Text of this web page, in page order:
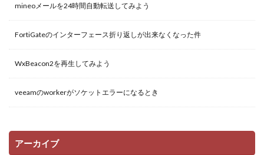
mineoメールを24時間自動転送してみよう
FortiGateのインターフェース折り返しが出来なくなった件
WxBeacon2を再生してみよう
veeamのworkerがソケットエラーになるとき
アーカイブ